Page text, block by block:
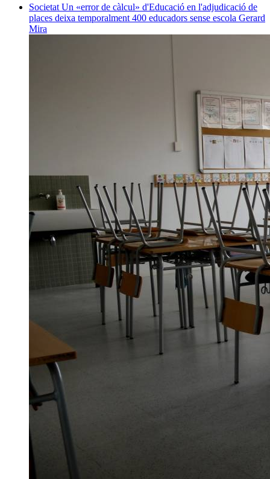
Societat Un «error de càlcul» d'Educació en l'adjudicació de
places deixa temporalment 400 educadors sense escola Gerard
Mira